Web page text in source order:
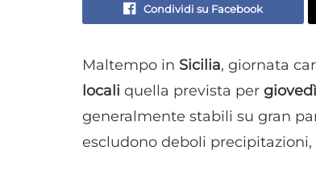
Condividi su Facebook
Maltempo in Sicilia, giornata
locali quella prevista per
generalmente stabili su gran
escludono deboli